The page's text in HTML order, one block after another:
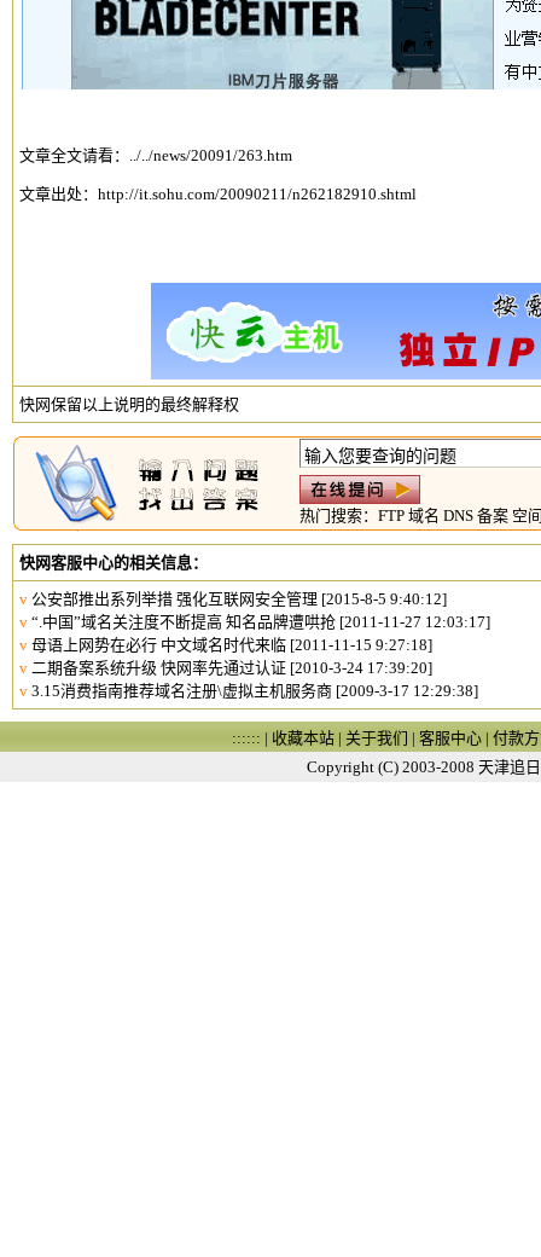
文章全文请看： ../../news/20091/263.htm
文章出处： http://it.sohu.com/20090211/n262182910.shtml
快网保留以上说明的最终解释权
热门搜索： FTP 域名 DNS 备案 空
快网客服中心的相关信息：
v 公安部推出系列举措 强化互联网安全管理 [2015-8-5 9:40:12]
v “.中国”域名关注度不断提高 知名品牌遭哄抢 [2011-11-27 12:03:17]
v 母语上网势在必行 中文域名时代来临 [2011-11-15 9:27:18]
v 二期备案系统升级 快网率先通过认证‎ [2010-3-24 17:39:20]
v 3.15消费指南推荐域名注册\虚拟主机服务商 [2009-3-17 12:29:38]
:::::: | 收藏本站 | 关于我们 | 客服中心 | 付款
Copyright (C) 2003-2008 天津追